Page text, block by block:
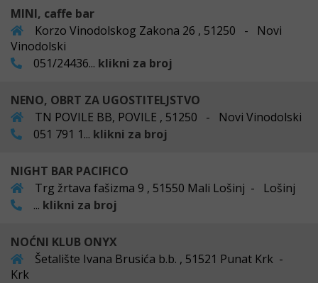
MINI, caffe bar
Korzo Vinodolskog Zakona 26 , 51250 - Novi
Vinodolski
051/24436... klikni za broj
NENO, OBRT ZA UGOSTITELJSTVO
TN POVILE BB, POVILE , 51250 - Novi Vinodolski
051 791 1... klikni za broj
NIGHT BAR PACIFICO
Trg žrtava fašizma 9 , 51550 Mali Lošinj - Lošinj
... klikni za broj
NOĆNI KLUB ONYX
Šetalište Ivana Brusića b.b. , 51521 Punat Krk -
Krk